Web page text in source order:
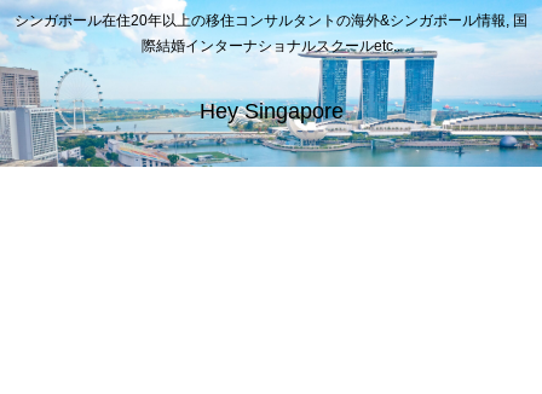
シンガポール在住20年以上の移住コンサルタントの海外&シンガポール情報, 国
際結婚インターナショナルスクールetc..
Hey Singapore